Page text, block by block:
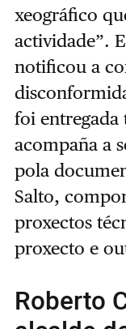
xeográfico
actividade”.
notificou a
foi entregada
acompaña a
pola
Salto,
proxectos
proxecto e
Roberto